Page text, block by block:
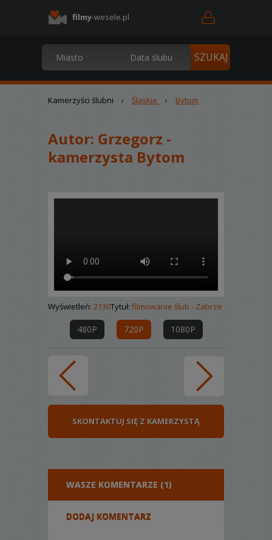
filmy-wesele.pl
Kamerzyści ślubni › Śląskie › Bytom
Autor: Grzegorz -
kamerzysta Bytom
Wyświetleń: 2130Tytuł: filmowanie ślub - Zabrze
480P 720P 1080P
SKONTAKTUJ SIĘ Z KAMERZYSTĄ
WASZE KOMENTARZE (1)
DODAJ KOMENTARZ